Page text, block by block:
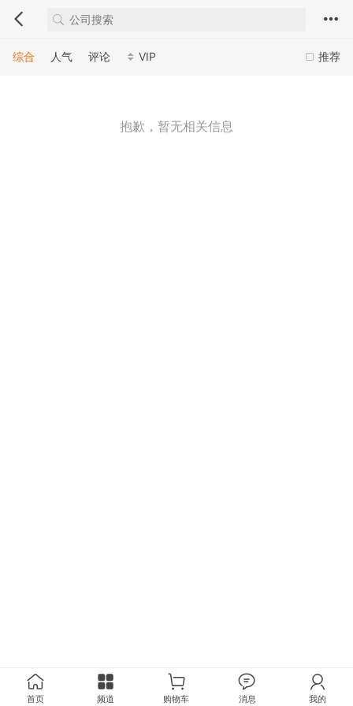
推荐
综合 人气 评论 VIP
抱歉，暂无相关信息
首页 频道 购物车 消息 我的